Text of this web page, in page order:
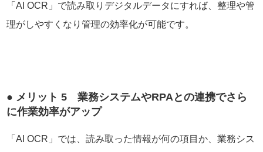
「AI OCR」で読み取りデジタルデータにすれば、整理や管
理がしやすくなり管理の効率化が可能です。
● メリット 5 業務システムやRPAとの連携でさら
に作業効率がアップ
「AI OCR」では、読み取った情報が何の項目か、業務シス